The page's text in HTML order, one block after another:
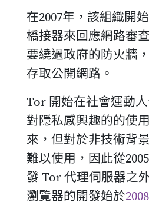
在2007年，該組織開
橋接器來回應網路審
要繞過政府的防火牆
存取公開網路。
Tor 開始在社會運動
對隱私感興趣的的使
來，但對於非技術背
難以使用，因此從
發 Tor 代理伺服器之
瀏覽器的開發始於2008